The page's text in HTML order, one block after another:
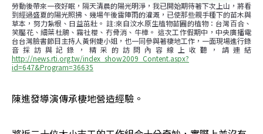
勞動後帶來一夜好眠，隔天清晨的陽光明淨，我已開始期待著下次上山，將看
到經過盛夏的陽光照拂、幾場午後雷陣雨的灌溉，已使那些親手種下的苗木與
草本，努力紮根、日益茁壯。 註:來自汶水原生植物苗圃的植物：台灣百合、
笑靨花、細葉杜鵑、霧社櫻、冇骨消、牛樟。 這次工作假期中，中央廣播電
台台灣臉書節目主持人黃俐婕小姐，也一同參與著棲地工作，一面現場進行錄
音採訪與記錄，精采的訪問內容線上收聽，請連結
http://news.rti.org.tw/index_show2009_Content.aspx?
id=647&Program=36635
陳進發導演傳承棲地營造經驗。